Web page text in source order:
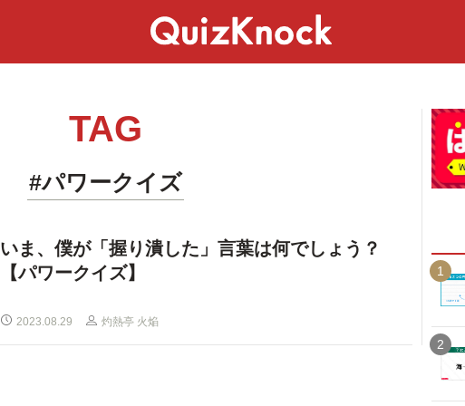
TAG
#パワークイズ
いま、僕が「握り潰した」言葉は何でしょう？
【パワークイズ】
2023.08.29 灼熱亭 火焔
1
2